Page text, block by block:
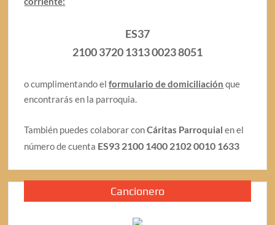
ES37
2100 3720 1313 0023 8051
o cumplimentando elformulario de domiciliación que
encontrarás en la parroquia.
También puedes colaborar conCáritas Parroquial en el
número de cuenta ES93 2100 1400 2102 0010 1633
Cancionero